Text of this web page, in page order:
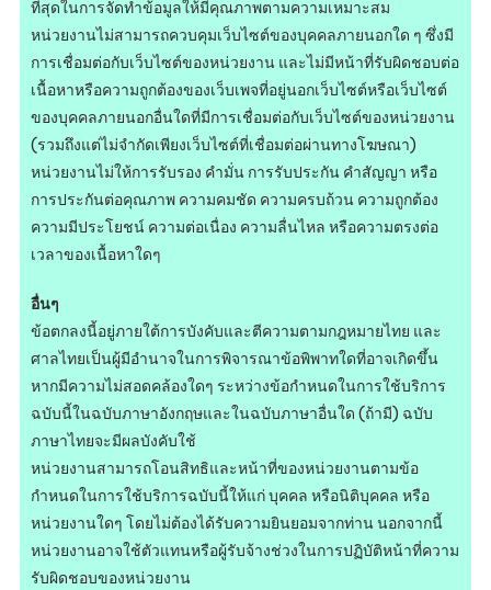
ที่สุดในการจัดทำข้อมูลให้มีคุณภาพตามความเหมาะสม
หน่วยงานไม่สามารถควบคุมเว็บไซต์ของบุคคลภายนอกใด ๆ ซึ่งมี
การเชื่อมต่อกับเว็บไซต์ของหน่วยงาน และไม่มีหน้าที่รับผิดชอบต่อ
เนื้อหาหรือความถูกต้องของเว็บเพจที่อยู่นอกเว็บไซต์หรือเว็บไซต์
ของบุคคลภายนอกอื่นใดที่มีการเชื่อมต่อกับเว็บไซต์ของหน่วยงาน
(รวมถึงแต่ไม่จำกัดเพียงเว็บไซต์ที่เชื่อมต่อผ่านทางโฆษณา)
หน่วยงานไม่ให้การรับรอง คำมั่น การรับประกัน คำสัญญา หรือ
การประกันต่อคุณภาพ ความคมชัด ความครบถ้วน ความถูกต้อง
ความมีประโยชน์ ความต่อเนื่อง ความลื่นไหล หรือความตรงต่อ
เวลาของเนื้อหาใดๆ
อื่นๆ
ข้อตกลงนี้อยู่ภายใต้การบังคับและตีความตามกฎหมายไทย และ
ศาลไทยเป็นผู้มีอำนาจในการพิจารณาข้อพิพาทใดที่อาจเกิดขึ้น
หากมีความไม่สอดคล้องใดๆ ระหว่างข้อกำหนดในการใช้บริการ
ฉบับนี้ในฉบับภาษาอังกฤษและในฉบับภาษาอื่นใด (ถ้ามี) ฉบับ
ภาษาไทยจะมีผลบังคับใช้
หน่วยงานสามารถโอนสิทธิและหน้าที่ของหน่วยงานตามข้อ
กำหนดในการใช้บริการฉบับนี้ให้แก่ บุคคล หรือนิติบุคคล หรือ
หน่วยงานใดๆ โดยไม่ต้องได้รับความยินยอมจากท่าน นอกจากนี้
หน่วยงานอาจใช้ตัวแทนหรือผู้รับจ้างช่วงในการปฏิบัติหน้าที่ความ
รับผิดชอบของหน่วยงาน